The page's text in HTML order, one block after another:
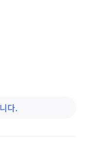
다.